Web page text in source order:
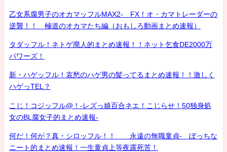
乙女系腐男子のオカマッフルMAX2- FX！オ・カマトレーダーの
逆襲！！ 極道のオカマたち編（おもしろ動画まとめ速報）
タダッフル！ネトゲ廃人的まとめ速報！！ネット乞食DE2000万
パワーズ！
新・ハゲッフル！哀愁のハゲ男の髪ってるまとめ速報！！激しく
ハゲっTEL？
こじ！コジッフル@！-レズっ娘百合ネエ！こじらせ！50独身処
女のBL腐女子的まとめ速報-
何だ！何が？真・シロッフル！！ 永遠の無職童貞- ぼっちな
ニート的まとめ速報！一生童貞上等夜露死苦！